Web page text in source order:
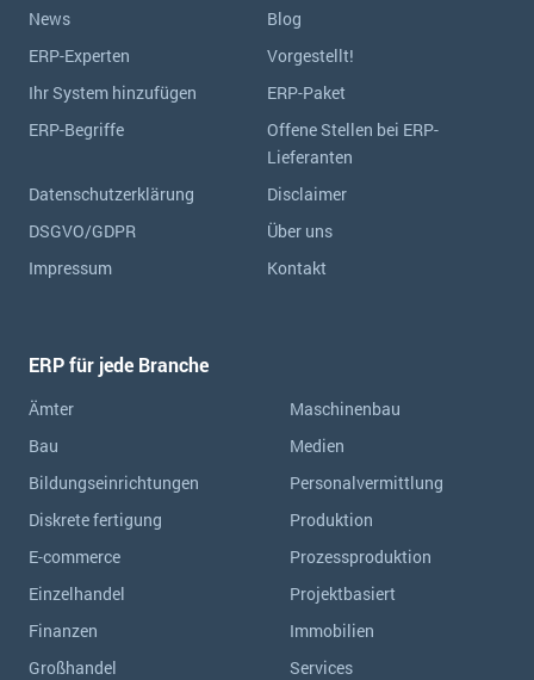
News
Blog
ERP-Experten
Vorgestellt!
Ihr System hinzufügen
ERP-Paket
ERP-Begriffe
Offene Stellen bei ERP-
Lieferanten
Datenschutzerklärung
Disclaimer
DSGVO/GDPR
Über uns
Impressum
Kontakt
ERP für jede Branche
Ämter
Bau
Bildungseinrichtungen
Diskrete fertigung
E-commerce
Einzelhandel
Finanzen
Großhandel
Maschinenbau
Medien
Personalvermittlung
Produktion
Prozessproduktion
Projektbasiert
Immobilien
Services